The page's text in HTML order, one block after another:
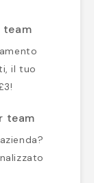
team
il tuo
team